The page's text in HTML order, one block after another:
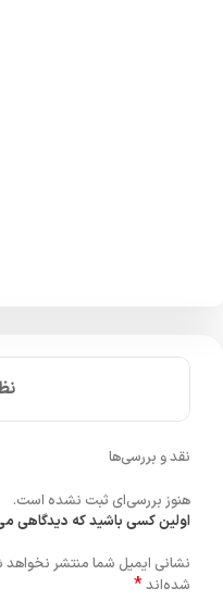
نقد و بررسی‌ها
هنوز بررسی‌ای ثبت نشده است.
اولین کسی باشید که دیدگاهی
نشانی ایمیل شما منتشر
شده‌اند*